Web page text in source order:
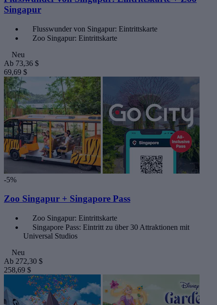
Singapur
Flusswunder von Singapur: Eintrittskarte
Zoo Singapur: Eintrittskarte
Neu
Ab 73,36 $
69,69 $
-5%
Zoo Singapur + Singapore Pass
Zoo Singapur: Eintrittskarte
Singapore Pass: Eintritt zu über 30 Attraktionen mit
Universal Studios
Neu
Ab 272,30 $
258,69 $